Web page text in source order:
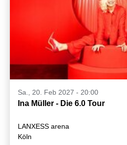
Sa., 20. Feb 2027 - 20:00
Ina Müller - Die 6.0 Tour
LANXESS arena
Köln